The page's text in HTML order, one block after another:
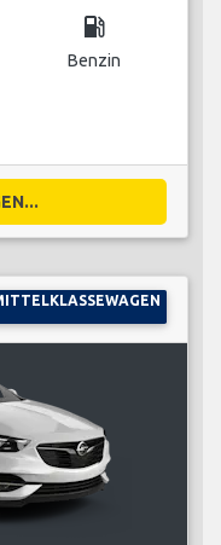
local_gas_station
Benzin